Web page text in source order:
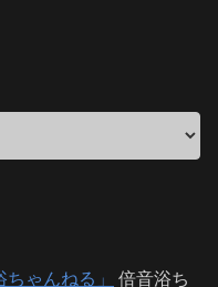
ゃんねる」
倍音浴ち